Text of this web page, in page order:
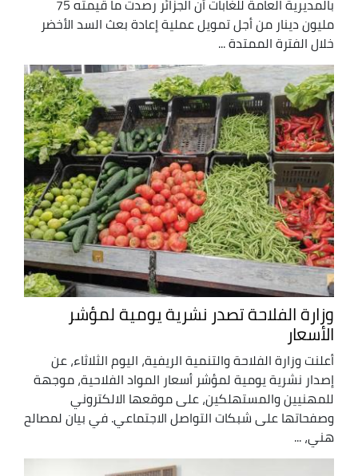
بالمديرية العامة للغابات أن الجزائر رصدت ما قيمته 75
مليون دينار من أجل تمويل عملية إعادة بعث السد الأخضر
خلال الفترة الممتدة ...
وزارة الفلاحة تصدر نشرية يومية لمؤشر
الأسعار
أعلنت وزارة الفلاحة والتنمية الريفية، اليوم الثلاثاء، عن
إصدار نشرية يومية لمؤشر أسعار المواد الفلاحية، موجهة
للمهنيين والمستهلكين، على موقعها الالكتروني
وصفحاتها على شبكات التواصل الاجتماعي. في بيان لمصالح
هني، ...